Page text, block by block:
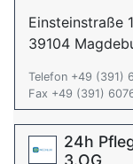
Einsteinstraße
39104
Telefon +49 (391)
Fax +49 (391)
24h
3.OG